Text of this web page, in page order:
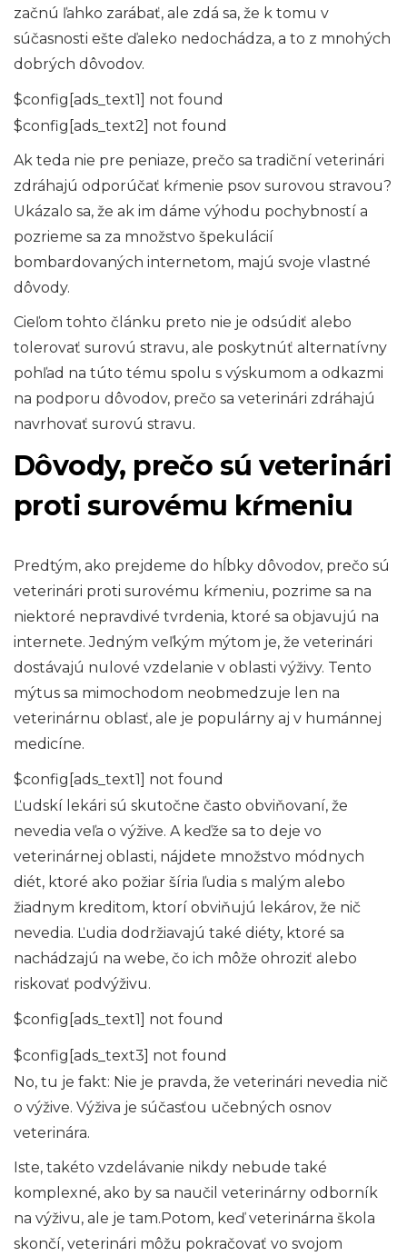
začnú ľahko zarábať, ale zdá sa, že k tomu v
súčasnosti ešte ďaleko nedochádza, a to z mnohých
dobrých dôvodov.
$config[ads_text1] not found
$config[ads_text2] not found
Ak teda nie pre peniaze, prečo sa tradiční veterinári
zdráhajú odporúčať kŕmenie psov surovou stravou?
Ukázalo sa, že ak im dáme výhodu pochybností a
pozrieme sa za množstvo špekulácií
bombardovaných internetom, majú svoje vlastné
dôvody.
Cieľom tohto článku preto nie je odsúdiť alebo
tolerovať surovú stravu, ale poskytnúť alternatívny
pohľad na túto tému spolu s výskumom a odkazmi
na podporu dôvodov, prečo sa veterinári zdráhajú
navrhovať surovú stravu.
Dôvody, prečo sú veterinári
proti surovému kŕmeniu
Predtým, ako prejdeme do hĺbky dôvodov, prečo sú
veterinári proti surovému kŕmeniu, pozrime sa na
niektoré nepravdivé tvrdenia, ktoré sa objavujú na
internete. Jedným veľkým mýtom je, že veterinári
dostávajú nulové vzdelanie v oblasti výživy. Tento
mýtus sa mimochodom neobmedzuje len na
veterinárnu oblasť, ale je populárny aj v humánnej
medicíne.
$config[ads_text1] not found
Ľudskí lekári sú skutočne často obviňovaní, že
nevedia veľa o výžive. A keďže sa to deje vo
veterinárnej oblasti, nájdete množstvo módnych
diét, ktoré ako požiar šíria ľudia s malým alebo
žiadnym kreditom, ktorí obviňujú lekárov, že nič
nevedia. Ľudia dodržiavajú také diéty, ktoré sa
nachádzajú na webe, čo ich môže ohroziť alebo
riskovať podvýživu.
$config[ads_text1] not found
$config[ads_text3] not found
No, tu je fakt: Nie je pravda, že veterinári nevedia nič
o výžive. Výživa je súčasťou učebných osnov
veterinára.
Iste, takéto vzdelávanie nikdy nebude také
komplexné, ako by sa naučil veterinárny odborník
na výživu, ale je tam.Potom, keď veterinárna škola
skončí, veterinári môžu pokračovať vo svojom